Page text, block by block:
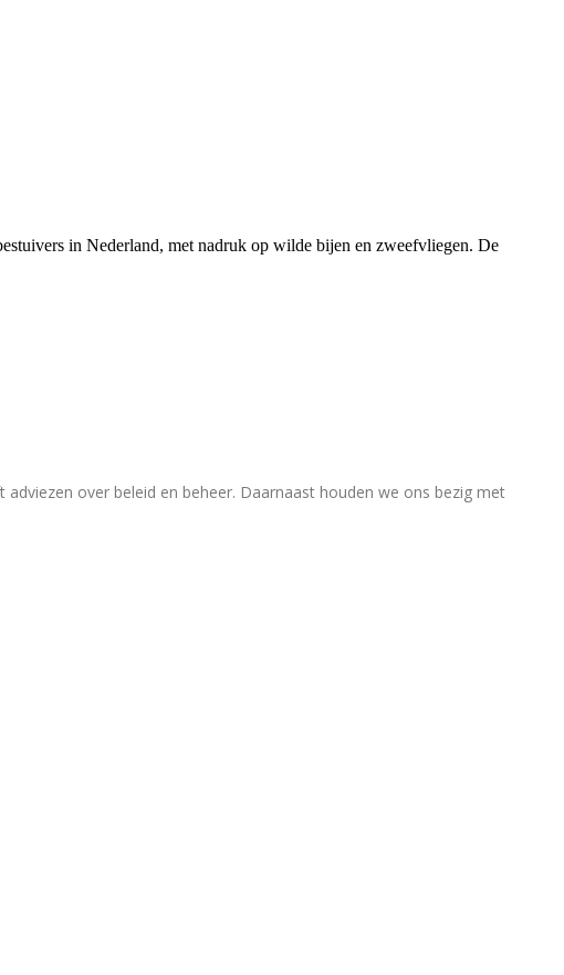
in Nederland, met nadruk op wilde bijen en zweefvliegen. De
over beleid en beheer. Daarnaast houden we ons bezig met